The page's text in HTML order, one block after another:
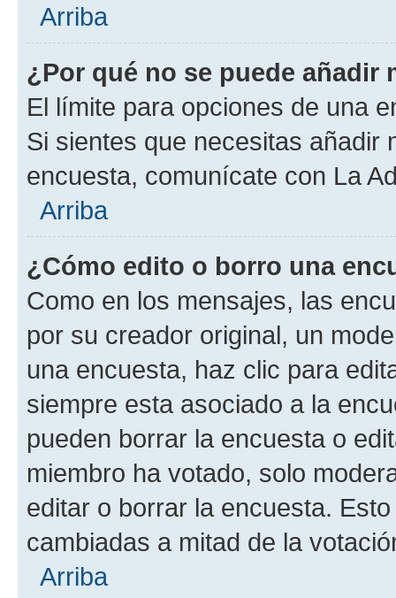
Arriba
¿Por qué no se puede añadir
El límite para opciones de una
Si sientes que necesitas añadir
encuesta, comunícate con La
Arriba
¿Cómo edito o borro una
Como en los mensajes, las
por su creador original, un
una encuesta, haz clic para
siempre esta asociado a la
pueden borrar la encuesta o
miembro ha votado, solo
editar o borrar la encuesta.
cambiadas a mitad de la
Arriba